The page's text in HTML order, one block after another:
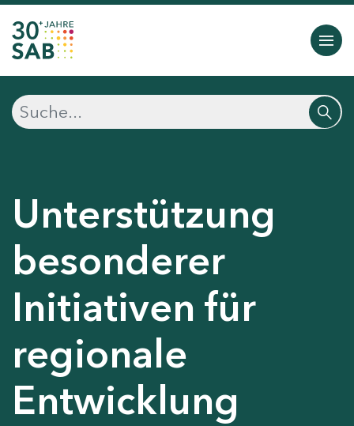
Unterstützung
besonderer
Initiativen für
regionale
Entwicklung